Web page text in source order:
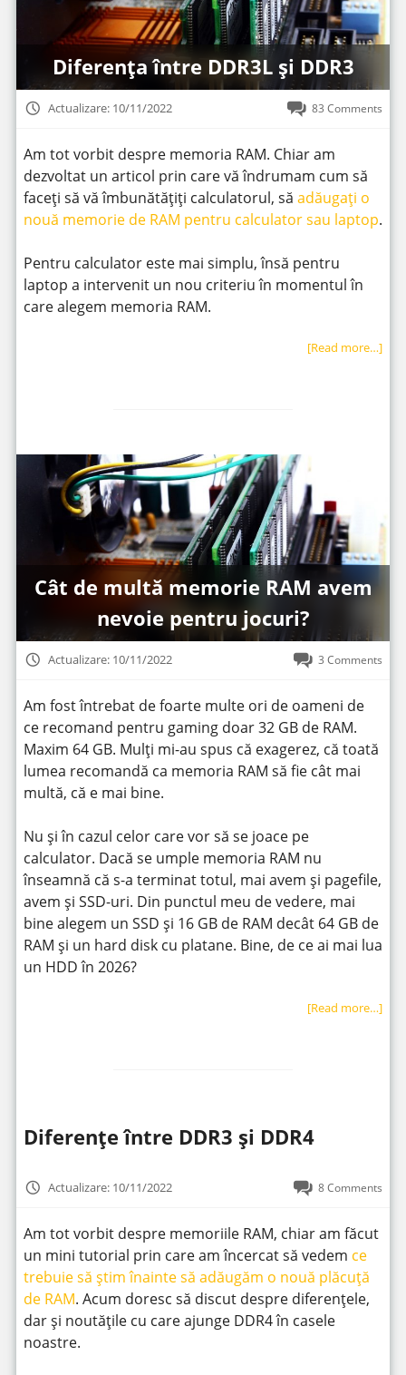
Diferența între DDR3L și DDR3
Actualizare: 10/11/2022 83 Comments
Am tot vorbit despre memoria RAM. Chiar am
dezvoltat un articol prin care vă îndrumam cum să
faceți să vă îmbunătățiți calculatorul, să adăugați o
nouă memorie de RAM pentru calculator sau laptop.
Pentru calculator este mai simplu, însă pentru
laptop a intervenit un nou criteriu în momentul în
care alegem memoria RAM.
[Read more…]
Cât de multă memorie RAM avem
nevoie pentru jocuri?
Actualizare: 10/11/2022 3 Comments
Am fost întrebat de foarte multe ori de oameni de
ce recomand pentru gaming doar 32 GB de RAM.
Maxim 64 GB. Mulți mi-au spus că exagerez, că toată
lumea recomandă ca memoria RAM să fie cât mai
multă, că e mai bine.
Nu și în cazul celor care vor să se joace pe
calculator. Dacă se umple memoria RAM nu
înseamnă că s-a terminat totul, mai avem și pagefile,
avem și SSD-uri. Din punctul meu de vedere, mai
bine alegem un SSD și 16 GB de RAM decât 64 GB de
RAM și un hard disk cu platane. Bine, de ce ai mai lua
un HDD în 2026?
[Read more…]
Diferențe între DDR3 și DDR4
Actualizare: 10/11/2022 8 Comments
Am tot vorbit despre memoriile RAM, chiar am făcut
un mini tutorial prin care am încercat să vedem ce
trebuie să știm înainte să adăugăm o nouă plăcuță
de RAM. Acum doresc să discut despre diferențele,
dar și noutățile cu care ajunge DDR4 în casele
noastre.